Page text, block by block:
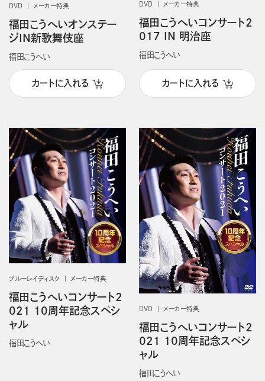
DVD メーカー特典
福田こうへいオンステー
ジIN新歌舞伎座
福田こうへい
カートに入れる
DVD メーカー特典
福田こうへいコンサート2
017 IN 明治座
福田こうへい
カートに入れる
ブルーレイディスク メーカー特典
福田こうへいコンサート2
021 10周年記念スペシ
ャル
福田こうへい
DVD メーカー特典
福田こうへいコンサート2
021 10周年記念スペシ
ャル
福田こうへい